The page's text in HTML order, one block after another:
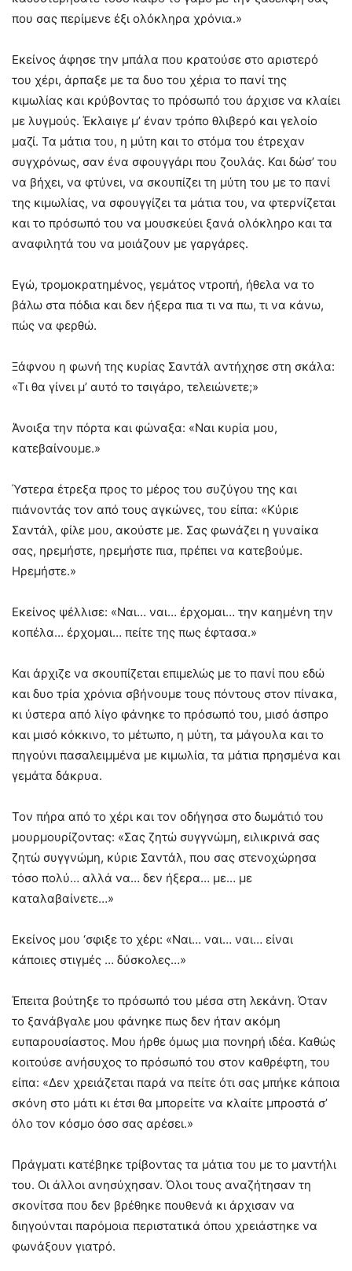
που σας περίμενε έξι ολόκληρα χρόνια.»
Εκείνος άφησε την μπάλα που κρατούσε στο αριστερό
του χέρι, άρπαξε με τα δυο του χέρια το πανί της
κιμωλίας και κρύβοντας το πρόσωπό του άρχισε να κλαίει
με λυγμούς. Έκλαιγε μ’ έναν τρόπο θλιβερό και γελοίο
μαζί. Τα μάτια του, η μύτη και το στόμα του έτρεχαν
συγχρόνως, σαν ένα σφουγγάρι που ζουλάς. Και δώσ’ του
να βήχει, να φτύνει, να σκουπίζει τη μύτη του με το πανί
της κιμωλίας, να σφουγγίζει τα μάτια του, να φτερνίζεται
και το πρόσωπό του να μουσκεύει ξανά ολόκληρο και τα
αναφιλητά του να μοιάζουν με γαργάρες.
Εγώ, τρομοκρατημένος, γεμάτος ντροπή, ήθελα να το
βάλω στα πόδια και δεν ήξερα πια τι να πω, τι να κάνω,
πώς να φερθώ.
Ξάφνου η φωνή της κυρίας Σαντάλ αντήχησε στη σκάλα:
«Τι θα γίνει μ’ αυτό το τσιγάρο, τελειώνετε;»
Άνοιξα την πόρτα και φώναξα: «Ναι κυρία μου,
κατεβαίνουμε.»
Ύστερα έτρεξα προς το μέρος του συζύγου της και
πιάνοντάς τον από τους αγκώνες, του είπα: «Κύριε
Σαντάλ, φίλε μου, ακούστε με. Σας φωνάζει η γυναίκα
σας, ηρεμήστε, ηρεμήστε πια, πρέπει να κατεβούμε.
Ηρεμήστε.»
Εκείνος ψέλλισε: «Ναι… ναι… έρχομαι… την καημένη την
κοπέλα… έρχομαι… πείτε της πως έφτασα.»
Και άρχιζε να σκουπίζεται επιμελώς με το πανί που εδώ
και δυο τρία χρόνια σβήνουμε τους πόντους στον πίνακα,
κι ύστερα από λίγο φάνηκε το πρόσωπό του, μισό άσπρο
και μισό κόκκινο, το μέτωπο, η μύτη, τα μάγουλα και το
πηγούνι πασαλειμμένα με κιμωλία, τα μάτια πρησμένα και
γεμάτα δάκρυα.
Τον πήρα από το χέρι και τον οδήγησα στο δωμάτιό του
μουρμουρίζοντας: «Σας ζητώ συγγνώμη, ειλικρινά σας
ζητώ συγγνώμη, κύριε Σαντάλ, που σας στενοχώρησα
τόσο πολύ… αλλά να… δεν ήξερα… με… με
καταλαβαίνετε…»
Εκείνος μου ‘σφιξε το χέρι: «Ναι… ναι… ναι… είναι
κάποιες στιγμές … δύσκολες…»
Έπειτα βούτηξε το πρόσωπό του μέσα στη λεκάνη. Όταν
το ξανάβγαλε μου φάνηκε πως δεν ήταν ακόμη
ευπαρουσίαστος. Μου ήρθε όμως μια πονηρή ιδέα. Καθώς
κοιτούσε ανήσυχος το πρόσωπό του στον καθρέφτη, του
είπα: «Δεν χρειάζεται παρά να πείτε ότι σας μπήκε κάποια
σκόνη στο μάτι κι έτσι θα μπορείτε να κλαίτε μπροστά σ’
όλο τον κόσμο όσο σας αρέσει.»
Πράγματι κατέβηκε τρίβοντας τα μάτια του με το μαντήλι
του. Οι άλλοι ανησύχησαν. Όλοι τους αναζήτησαν τη
σκονίτσα που δεν βρέθηκε πουθενά κι άρχισαν να
διηγούνται παρόμοια περιστατικά όπου χρειάστηκε να
φωνάξουν γιατρό.